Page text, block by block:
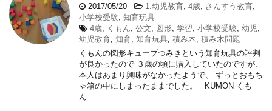
2017/05/20 -1.幼児教育, 4歳, さんすう教育,
小学校受験, 知育玩具
4歳, くもん, 公文, 図形, 学習, 小学校受験, 幼児,
幼児教育, 知育, 知育玩具, 積み木, 積み木問題
くもんの図形キューブつみきという知育玩具の評判
が良かったので ３歳の頃に購入していたのですが、
本人はあまり興味がなかったようで、 ずっとおもち
ゃ箱の中にしまったままでした。 KUMON くも
ん ...